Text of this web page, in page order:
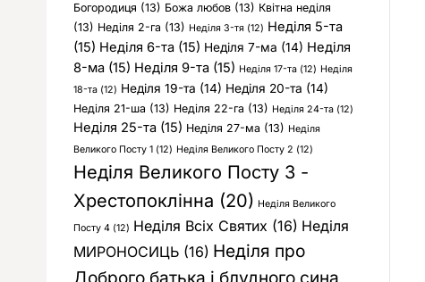
Богородиця (13) Божа любов (13) Квітна неділя
(13) Неділя 2-га (13) Неділя 3-тя (12) Неділя 5-та
(15) Неділя 6-та (15) Неділя 7-ма (14) Неділя
8-ма (15) Неділя 9-та (15) Неділя 17-та (12) Неділя
18-та (12) Неділя 19-та (14) Неділя 20-та (14)
Неділя 21-ша (13) Неділя 22-га (13) Неділя 24-та (12)
Неділя 25-та (15) Неділя 27-ма (13) Неділя
Великого Посту 1 (12) Неділя Великого Посту 2 (12)
Неділя Великого Посту 3 -
Хрестопоклінна (20) Неділя Великого
Посту 4 (12) Неділя Всіх Святих (16) Неділя
МИРОНОСИЦЬ (16) Неділя про
Доброго батька і блудного сина